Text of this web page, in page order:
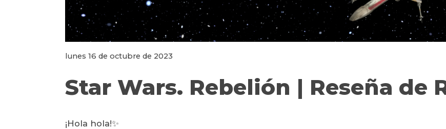
lunes 16 de octubre de 2023
Star Wars. Rebelión | Reseña de
¡Hola hola!✨